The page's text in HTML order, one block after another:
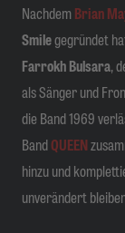
NachdemBrian
Smilegegründet
Farrokh Bulsara,
als Sänger und
die Band 1969
BandQUEEN
hinzu und
unverändert